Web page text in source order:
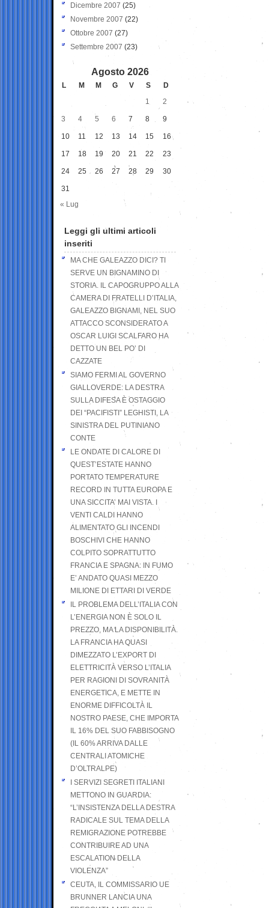
Dicembre 2007 (25)
Novembre 2007 (22)
Ottobre 2007 (27)
Settembre 2007 (23)
Agosto 2026
L M M G V S
D
1
2
3 4 5 6 7 8 9
10 11 12 13 14 15 16
17 18 19 20 21 22 23
24 25 26 27 28 29 30
31
« Lug
Leggi gli ultimi articoli
inseriti
MA CHE GALEAZZO DICI? TI
SERVE UN BIGNAMINO DI
STORIA. IL CAPOGRUPPO ALLA
CAMERA DI FRATELLI D’ITALIA,
GALEAZZO BIGNAMI, NEL SUO
ATTACCO SCONSIDERATO A
OSCAR LUIGI SCALFARO HA
DETTO UN BEL PO’ DI
CAZZATE
SIAMO FERMI AL GOVERNO
GIALLOVERDE: LA DESTRA
SULLA DIFESA È OSTAGGIO
DEI “PACIFISTI” LEGHISTI, LA
SINISTRA DEL PUTINIANO
CONTE
LE ONDATE DI CALORE DI
QUEST’ESTATE HANNO
PORTATO TEMPERATURE
RECORD IN TUTTA EUROPA E
UNA SICCITA’ MAI VISTA. I
VENTI CALDI HANNO
ALIMENTATO GLI INCENDI
BOSCHIVI CHE HANNO
COLPITO SOPRATTUTTO
FRANCIA E SPAGNA: IN FUMO
E’ ANDATO QUASI MEZZO
MILIONE DI ETTARI DI VERDE
IL PROBLEMA DELL’ITALIA CON
L’ENERGIA NON È SOLO IL
PREZZO, MA LA DISPONIBILITÀ.
LA FRANCIA HA QUASI
DIMEZZATO L’EXPORT DI
ELETTRICITÀ VERSO L’ITALIA
PER RAGIONI DI SOVRANITÀ
ENERGETICA, E METTE IN
ENORME DIFFICOLTÀ IL
NOSTRO PAESE, CHE IMPORTA
IL 16% DEL SUO FABBISOGNO
(IL 60% ARRIVA DALLE
CENTRALI ATOMICHE
D’OLTRALPE)
I SERVIZI SEGRETI ITALIANI
METTONO IN GUARDIA:
“L’INSISTENZA DELLA DESTRA
RADICALE SUL TEMA DELLA
REMIGRAZIONE POTREBBE
CONTRIBUIRE AD UNA
ESCALATION DELLA
VIOLENZA”
CEUTA, IL COMMISSARIO UE
BRUNNER LANCIA UNA